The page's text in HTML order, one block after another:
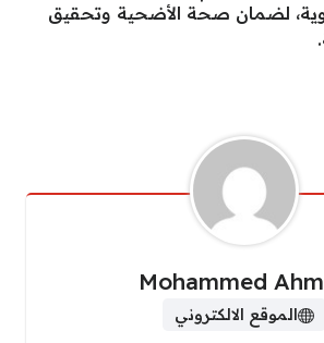
لضمان صحة الأضحية وتحقيق
Mohammed
الموقع الالكتروني